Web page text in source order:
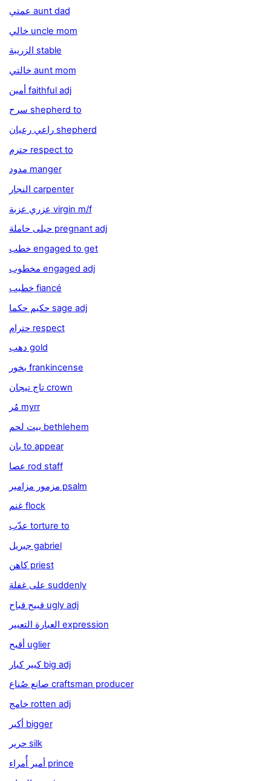
عمتي aunt dad
خالي uncle mom
الزريبة stable
خالتي aunt mom
أمين faithful adj
سرح shepherd to
راعي رعيان shepherd
حترم respect to
مدود manger
النجار carpenter
عزري عزبة virgin m/f
حبلى حاملة pregnant adj
خطب engaged to get
مخطوب engaged adj
خطيب fiancé
حكيم حكما sage adj
حترام respect
دهب gold
بخور frankincense
تاج تيجان crown
مُر myrr
بيت لحم bethlehem
بان to appear
عصا rod staff
مزمور مزامير psalm
غنم flock
عدّب torture to
جبريل gabriel
كاهن priest
على غفلة suddenly
قبيح قباح ugly adj
العبارة التعبير expression
أقبح uglier
كبير كبار big adj
صانع صُناع craftsman producer
خامج rotten adj
أكبر bigger
حرير silk
أمير أُمراء prince